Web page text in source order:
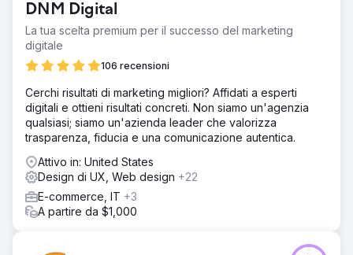
obsoleto, privo di credibilità e con percorsi di interazione
poco intuitivi che rendevano difficile per gli utenti
intraprendere azioni concrete. La sfida consisteva nel
sostituire un sito inadeguato con un'esperienza più
persuasiva e intuitiva, in grado di instaurare rapidamente
fiducia e generare un maggior numero di conversioni.
Soluzione
Abbiamo progettato un sito web completamente
personalizzato per desktop e dispositivi mobili,
sviluppandolo poi in un tema WordPress responsive su
misura. Il nuovo sito è stato creato per migliorare la
chiarezza, la fiducia e la facilità d'uso durante tutto il
percorso dell'utente. Abbiamo inoltre implementato
moduli a fasi e pagine per ridurre gli ostacoli, guidare gli
DNM Digital
La tua scelta premium per il successo del marketing
digitale
106 recensioni
Cerchi risultati di marketing migliori? Affidati a esperti
digitali e ottieni risultati concreti. Non siamo un'agenzia
qualsiasi; siamo un'azienda leader che valorizza
trasparenza, fiducia e una comunicazione autentica.
Attivo in: United States
Design di UX, Web design +22
E-commerce, IT +3
A partire da $1,000